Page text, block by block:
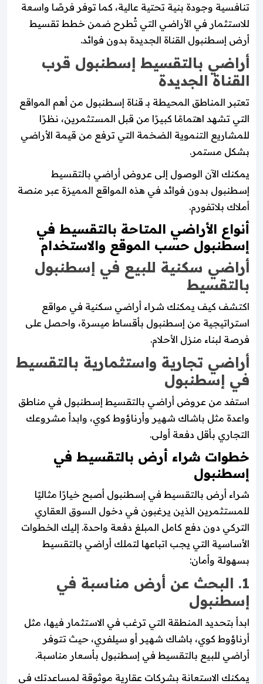
تنافسية وجودة بنية تحتية عالية، كما توفر فرصًا واسعة
للاستثمار في الأراضي التي تُطرح ضمن خطط تقسيط
أرض إسطنبول القناة الجديدة بدون فوائد.
أراضي بالتقسيط إسطنبول قرب
القناة الجديدة
تعتبر المناطق المحيطة بـ قناة إسطنبول من أهم المواقع
التي تشهد اهتمامًا كبيرًا من قبل المستثمرين، نظرًا
للمشاريع التنموية الضخمة التي ترفع من قيمة الأراضي
بشكل مستمر.
يمكنك الآن الوصول إلى عروض أراضي بالتقسيط
إسطنبول بدون فوائد في هذه المواقع المميزة عبر منصة
أملاك بلاتفورم.
أنواع الأراضي المتاحة بالتقسيط في
إسطنبول حسب الموقع والاستخدام
أراضي سكنية للبيع في إسطنبول
بالتقسيط
اكتشف كيف يمكنك شراء أراضي سكنية في مواقع
استراتيجية من إسطنبول بأقساط ميسرة، واحصل على
فرصة لبناء منزل الأحلام.
أراضي تجارية واستثمارية بالتقسيط
في إسطنبول
استفد من عروض أراضي بالتقسيط إسطنبول في مناطق
واعدة مثل باشاك شهير وأرناؤوط كوي، وابدأ مشروعك
التجاري بأقل دفعة أولى.
خطوات شراء أرض بالتقسيط في
إسطنبول
شراء أرض بالتقسيط في إسطنبول أصبح خيارًا مثاليًا
للمستثمرين الذين يرغبون في دخول السوق العقاري
التركي دون دفع كامل المبلغ دفعة واحدة. إليك الخطوات
الأساسية التي يجب اتباعها لتملك أراضي بالتقسيط
بسهولة وأمان:
1. البحث عن أرض مناسبة في
إسطنبول
ابدأ بتحديد المنطقة التي ترغب في الاستثمار فيها، مثل
أرناؤوط كوي، باشاك شهير أو سيلفري، حيث تتوفر
أراضي للبيع بالتقسيط في إسطنبول بأسعار مناسبة.
يمكنك الاستعانة بشركات عقارية موثوقة لمساعدتك في